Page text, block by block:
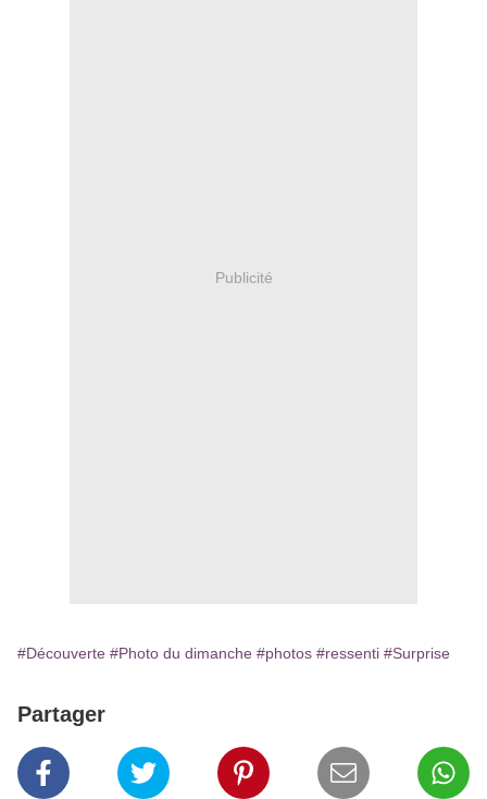
Publicité
#Découverte #Photo du dimanche #photos #ressenti #Surprise
Partager